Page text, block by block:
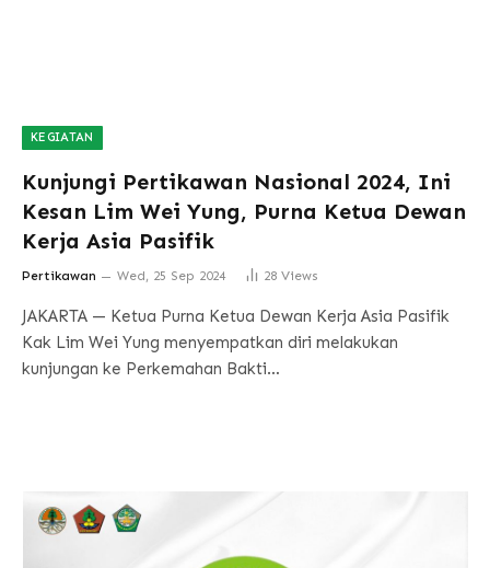
KEGIATAN
Kunjungi Pertikawan Nasional 2024, Ini
Kesan Lim Wei Yung, Purna Ketua Dewan
Kerja Asia Pasifik
Pertikawan Wed, 25 Sep 2024 28 Views
JAKARTA — Ketua Purna Ketua Dewan Kerja Asia Pasifik
Kak Lim Wei Yung menyempatkan diri melakukan
kunjungan ke Perkemahan Bakti…